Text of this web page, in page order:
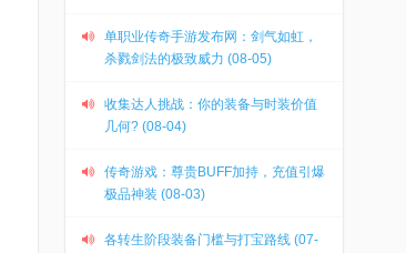
单职业传奇手游发布网：剑气如虹，
杀戮剑法的极致威力 (08-05)
收集达人挑战：你的装备与时装价值
几何? (08-04)
传奇游戏：尊贵BUFF加持，充值引爆
极品神装 (08-03)
各转生阶段装备门槛与打宝路线 (07-